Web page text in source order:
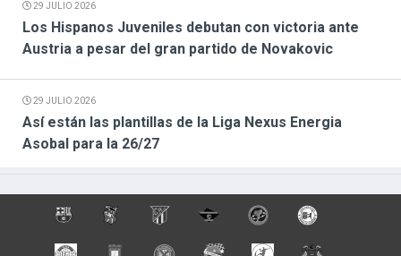
29 JULIO 2026
Los Hispanos Juveniles debutan con victoria ante
Austria a pesar del gran partido de Novakovic
29 JULIO 2026
Así están las plantillas de la Liga Nexus Energia
Asobal para la 26/27